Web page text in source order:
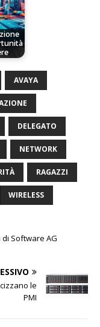
AVAYA
DELEGATO
NETWORK
RAGAZZI
WIRELESS
Software AG
le
PMI